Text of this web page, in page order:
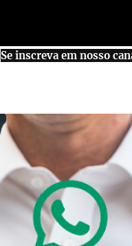
Se inscreva em nosso